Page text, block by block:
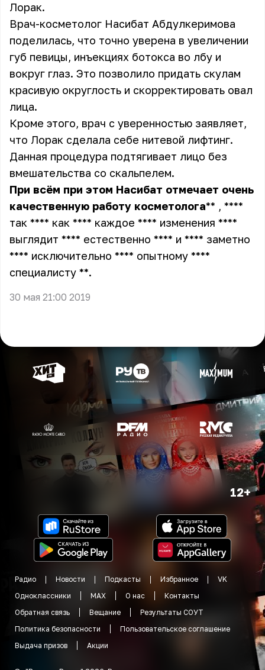
Лорак.
Врач-косметолог Насибат Абдулкеримова
поделилась, что точно уверена в увеличении
губ певицы, инъекциях ботокса во лбу и
вокруг глаз. Это позволило придать скулам
красивую округлость и скорректировать овал
лица.
Кроме этого, врач с уверенностью заявляет,
что Лорак сделала себе нитевой лифтинг.
Данная процедура подтягивает лицо без
вмешательства со скальпелем.
При всём при этом Насибат отмечает очень
качественную работу косметолога** , ****
так **** как **** каждое **** изменения ****
выглядит **** естественно **** и **** заметно
**** исключительно **** опытному ****
специалисту **.
30 мая 21:00 2019
12+
Радио Новости Подкасты Избранное
VK
Одноклассники
MAX О нас
Контакты
Обратная связь
Вещание
Результаты СОУТ
Политика безопасности
Пользовательское соглашение
Выдача призов
Акции